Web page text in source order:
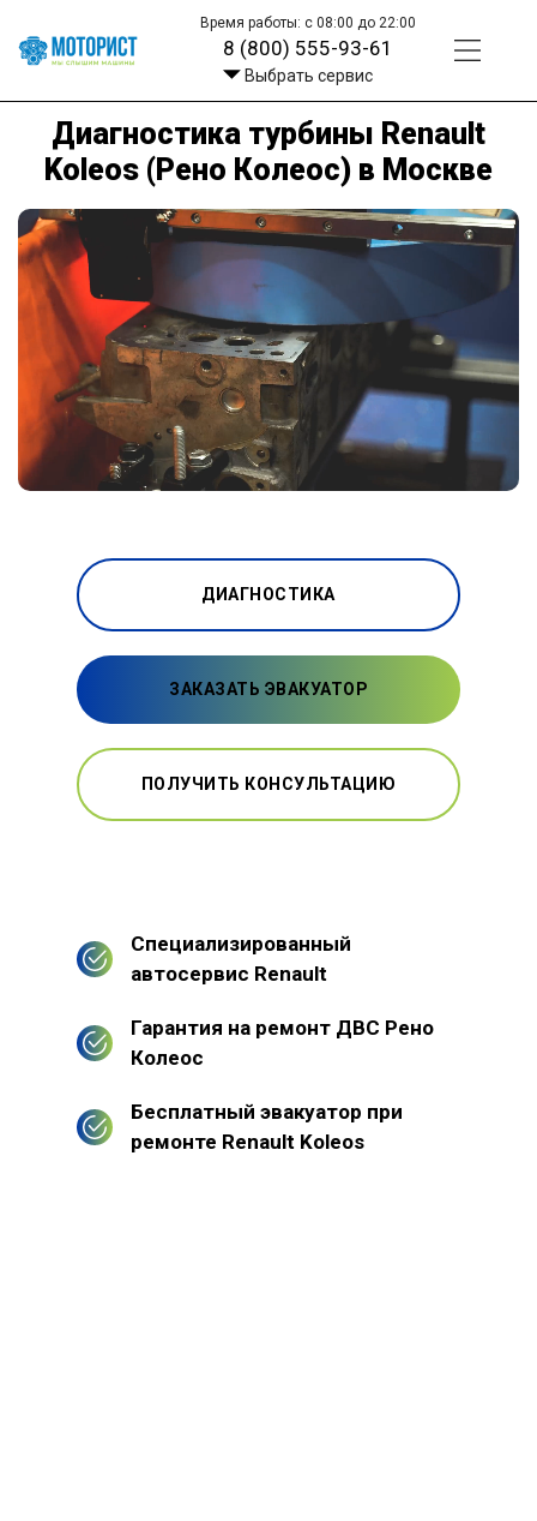
Время работы: с 08:00 до 22:00
8 (800) 555-93-61
Выбрать сервис
Диагностика турбины Renault
Koleos (Рено Колеос) в Москве
ДИАГНОСТИКА
ЗАКАЗАТЬ ЭВАКУАТОР
ПОЛУЧИТЬ КОНСУЛЬТАЦИЮ
Специализированный
автосервис Renault
Гарантия на ремонт ДВС Рено
Колеос
Бесплатный эвакуатор при
ремонте Renault Koleos